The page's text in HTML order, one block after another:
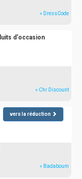
» DressCode
d'occasion
» Chr Discount
vers la réduction
» Badaboum